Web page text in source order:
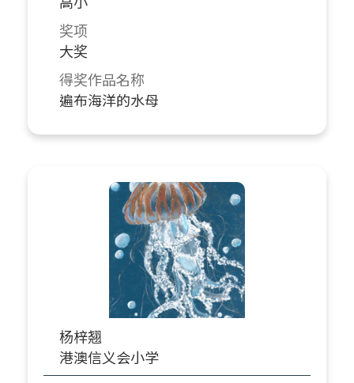
奖项
大奖
得奖作品名称
遍布海洋的水母
杨梓翘
港澳信义会小学